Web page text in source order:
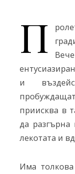
П
и
приисква в
да
лекотата и
Има